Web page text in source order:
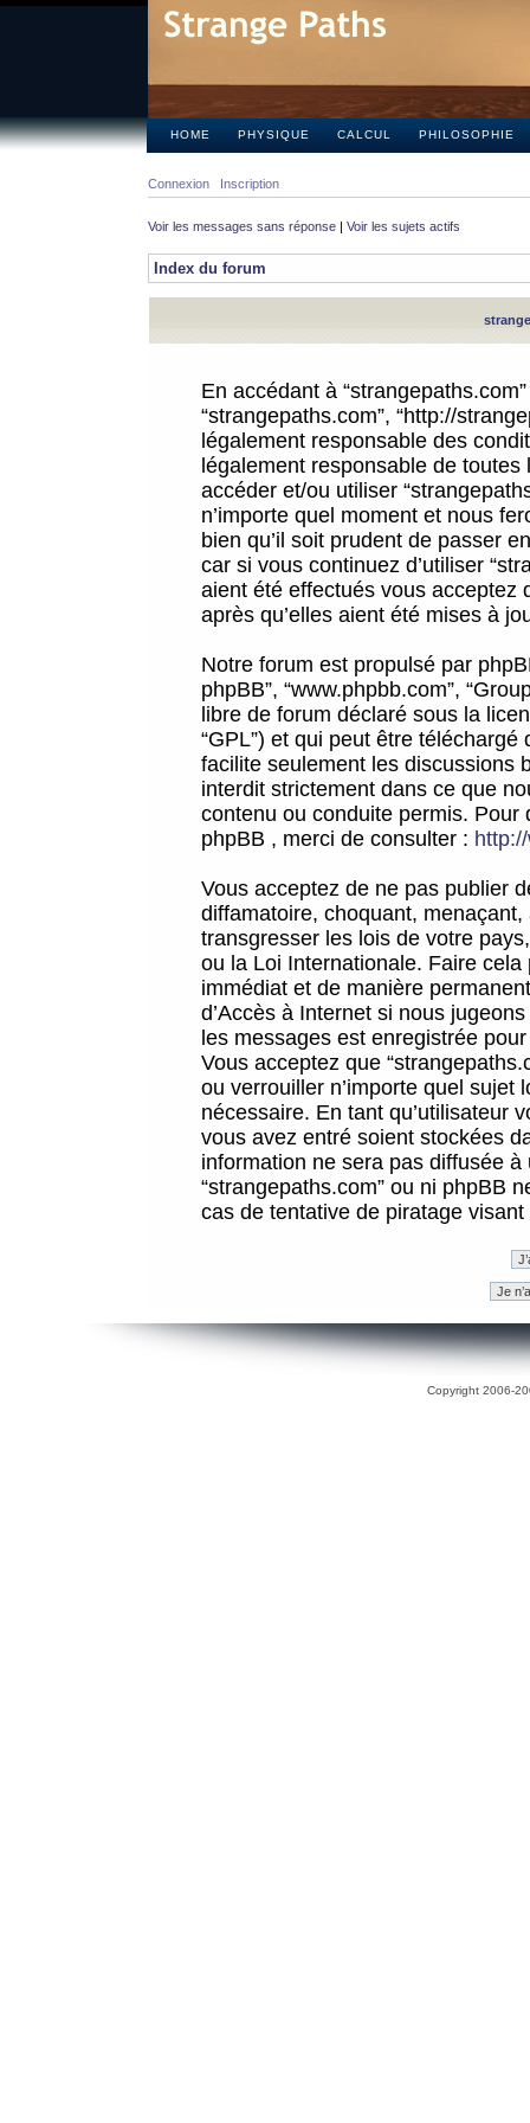
HOME PHYSIQUE CALCUL PHILOSOPHIE
Connexion Inscription
Voir les messages sans réponse | Voir les sujets actifs
Index du forum
En accédant à
“strangepaths.com”, “http://
légalement responsable des
légalement responsable de
accéder et/ou utiliser
n’importe quel moment et nous
bien qu’il soit prudent de passer
car si vous continuez d’utiliser
aient été effectués vous acceptez
après qu’elles aient été mises à
Notre forum est propulsé par
phpBB”, “www.phpbb.com”,
libre de forum déclaré sous la
“GPL”) et qui peut être téléchargé
facilite seulement les discussions
interdit strictement dans ce que
contenu ou conduite permis.
phpBB , merci de consulter :
Vous acceptez de ne pas publier
diffamatoire, choquant,
transgresser les lois de votre
ou la Loi Internationale. Faire
immédiat et de manière
d’Accès à Internet si nous
les messages est enregistrée
Vous acceptez que
ou verrouiller n’importe quel sujet
nécessaire. En tant qu’utilisateur
vous avez entré soient stockées
information ne sera pas diffusée
“strangepaths.com” ou ni phpBB
cas de tentative de piratage
Copyright 2006-